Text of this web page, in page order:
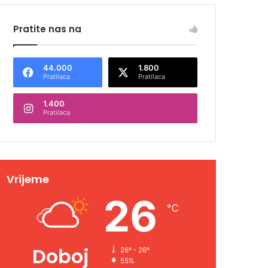
Pratite nas na
44.000
Pratilaca
1.800
Pratilaca
1.400
Pratilaca
Vrijeme
Doboj
26 ℃
26º - 26º
55%